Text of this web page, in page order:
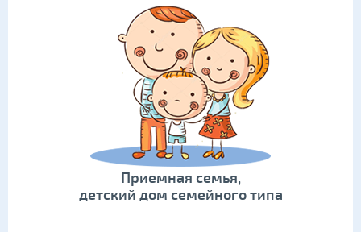
Приемная семья,
детский дом семейного типа